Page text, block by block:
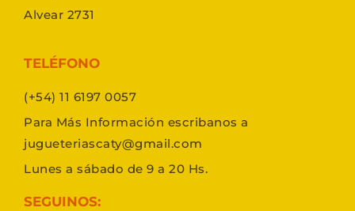
Alvear 2731
TELÉFONO
(+54) 11 6197 0057
Para Más Información escribanos a
jugueteriascaty@gmail.com
Lunes a sábado de 9 a 20 Hs.
SEGUINOS: